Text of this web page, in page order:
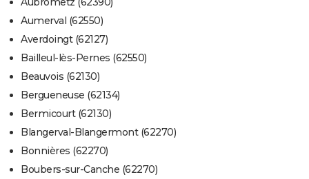
Aumerval (62550)
Averdoingt (62127)
Bailleul-lès-Pernes (62550)
Beauvois (62130)
Bergueneuse (62134)
Bermicourt (62130)
Blangerval-Blangermont (62270)
Bonnières (62270)
Boubers-sur-Canche (62270)